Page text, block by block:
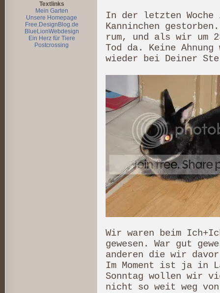
Textlinks
Mein Garten
Unsere Homepage
Free.DesignBlog.de
BlueLionWebdesign
Ein Herz für Tiere
Postcrossing
In der letzten Woche
Kanninchen
rum, und als wir um
Tod da. Keine
wieder bei Deiner
Wir waren beim
gewesen. War gut
anderen die wir
Im Moment ist ja in
Sonntag wollen wir
nicht so weit weg